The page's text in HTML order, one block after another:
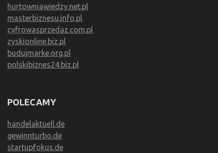
hurtowniawiedzy.net.pl
masterbiznesu.info.pl
cyfrowasprzedaz.com.pl
zyskionline.biz.pl
budujmarke.org.pl
polskibiznes24.biz.pl
POLECAMY
handelaktuell.de
gewinnturbo.de
startupfokus.de